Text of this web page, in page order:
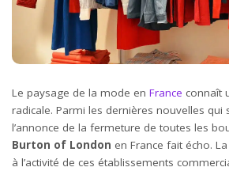
Le paysage de la mode en France connaît
radicale. Parmi les dernières nouvelles qui
l’annonce de la fermeture de toutes les
Burton of London en France fait écho.
à l’activité de ces établissements